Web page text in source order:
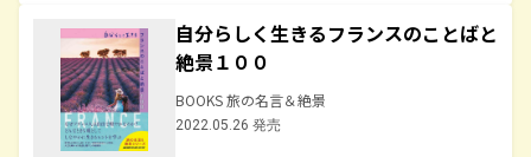
自分らしく生きるフランスのことばと
絶景１００
BOOKS 旅の名言＆絶景
2022.05.26 発売